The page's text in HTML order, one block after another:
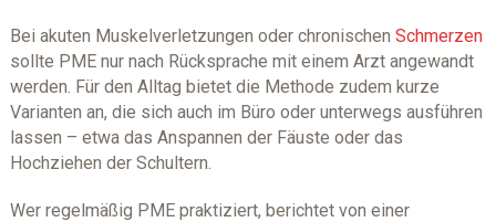
Bei akuten Muskelverletzungen oder chronischen Schmerzen
sollte PME nur nach Rücksprache mit einem Arzt angewandt
werden. Für den Alltag bietet die Methode zudem kurze
Varianten an, die sich auch im Büro oder unterwegs ausführen
lassen – etwa das Anspannen der Fäuste oder das
Hochziehen der Schultern.
Wer regelmäßig PME praktiziert, berichtet von einer